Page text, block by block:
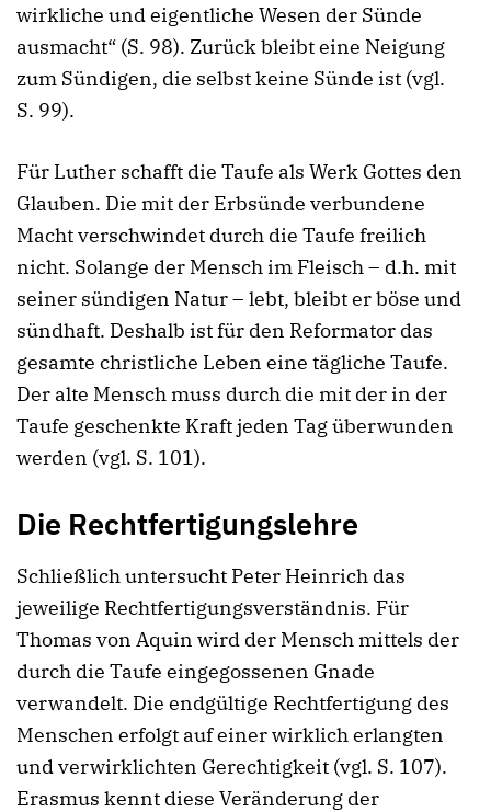
wirkliche und eigentliche Wesen der Sünde
ausmacht“ (S. 98). Zurück bleibt eine Neigung
zum Sündigen, die selbst keine Sünde ist (vgl.
S. 99).
Für Luther schafft die Taufe als Werk Gottes den
Glauben. Die mit der Erbsünde verbundene
Macht verschwindet durch die Taufe freilich
nicht. Solange der Mensch im Fleisch – d.h. mit
seiner sündigen Natur – lebt, bleibt er böse und
sündhaft. Deshalb ist für den Reformator das
gesamte christliche Leben eine tägliche Taufe.
Der alte Mensch muss durch die mit der in der
Taufe geschenkte Kraft jeden Tag überwunden
werden (vgl. S. 101).
Die Rechtfertigungslehre
Schließlich untersucht Peter Heinrich das
jeweilige Rechtfertigungsverständnis. Für
Thomas von Aquin wird der Mensch mittels der
durch die Taufe eingegossenen Gnade
verwandelt. Die endgültige Rechtfertigung des
Menschen erfolgt auf einer wirklich erlangten
und verwirklichten Gerechtigkeit (vgl. S. 107).
Erasmus kennt diese Veränderung der